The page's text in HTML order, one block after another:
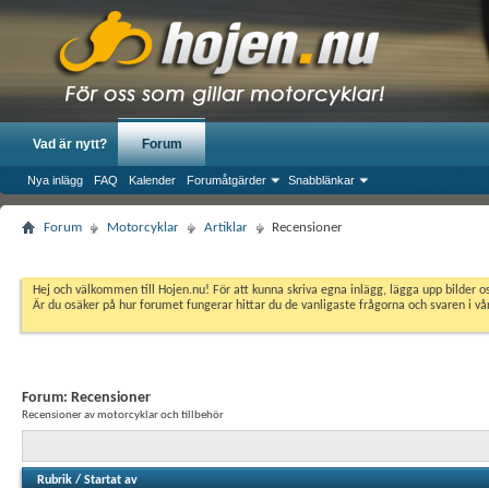
Vad är nytt? Forum
Nya inlägg FAQ Kalender Forumåtgärder Snabblänkar
Forum Motorcyklar Artiklar Recensioner
Hej och välkommen till Hojen.nu! För att kunna skriva egna inlägg, lägga upp
Är du osäker på hur forumet fungerar hittar du de vanligaste frågorna och svaren i
Forum: Recensioner
Recensioner av motorcyklar och tillbehör
Rubrik / Startat av